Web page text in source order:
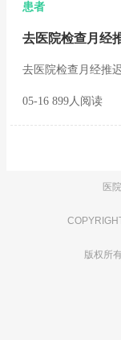
患者
去医院检查月经
去医院检查月经推
05-16 899人阅读
医
版权所